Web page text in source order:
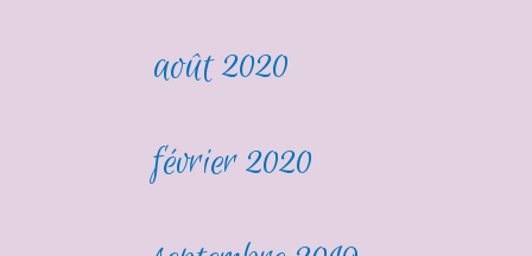
août 2020
février 2020